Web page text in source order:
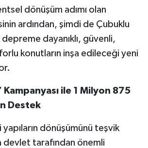
dönüşüm adımı olan
ardından, şimdi de Çubuklu
dayanıklı, güvenli,
konutların inşa edileceği yeni
Kampanyası ile 1 Milyon 875
Destek
dönüşümünü teşvik
devlet tarafından önemli